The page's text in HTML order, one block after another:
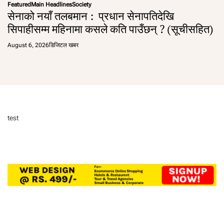
FeaturedMain HeadlinesSociety
सेनाको नयाँ तलबमान : प्रधान सेनापतिदेखि
सिपाहीसम्म महिनामा कसले कति पाउँछन् ? (सूचीसहित)
August 6, 2026डिजिटल खबर
test